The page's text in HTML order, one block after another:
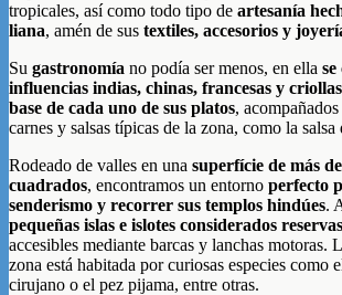
tropicales, así como todo tipo de artesanía
liana, amén de sus textiles, accesorios y
Su gastronomía no podía ser menos, en ella
influencias indias, chinas, francesas y criollas
base de cada uno de sus platos,
carnes y salsas típicas de la zona, como la salsa
Rodeado de valles en una superfície de más
cuadrados, encontramos un entorno perfecto
senderismo y recorrer sus templos hindúes.
pequeñas islas e islotes considerados
accesibles mediante barcas y lanchas motoras.
zona está habitada por curiosas especies como
cirujano o el pez pijama, entre otras.